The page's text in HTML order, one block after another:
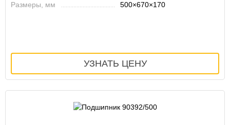
Размеры, мм 500×670×170